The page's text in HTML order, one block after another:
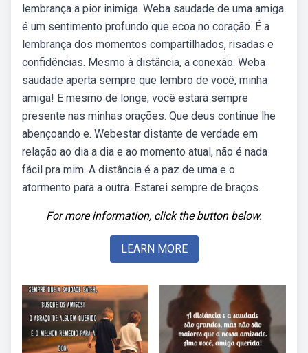
lembrança a pior inimiga. Weba saudade de uma amiga
é um sentimento profundo que ecoa no coração. É a
lembrança dos momentos compartilhados, risadas e
confidências. Mesmo à distância, a conexão. Weba
saudade aperta sempre que lembro de você, minha
amiga! E mesmo de longe, você estará sempre
presente nas minhas orações. Que deus continue lhe
abençoando e. Webestar distante de verdade em
relação ao dia a dia e ao momento atual, não é nada
fácil pra mim. A distância é a paz de uma e o
atormento para a outra. Estarei sempre de braços.
For more information, click the button below.
LEARN MORE